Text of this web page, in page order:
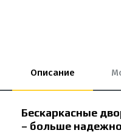
Описание
Бескаркасные
– больше